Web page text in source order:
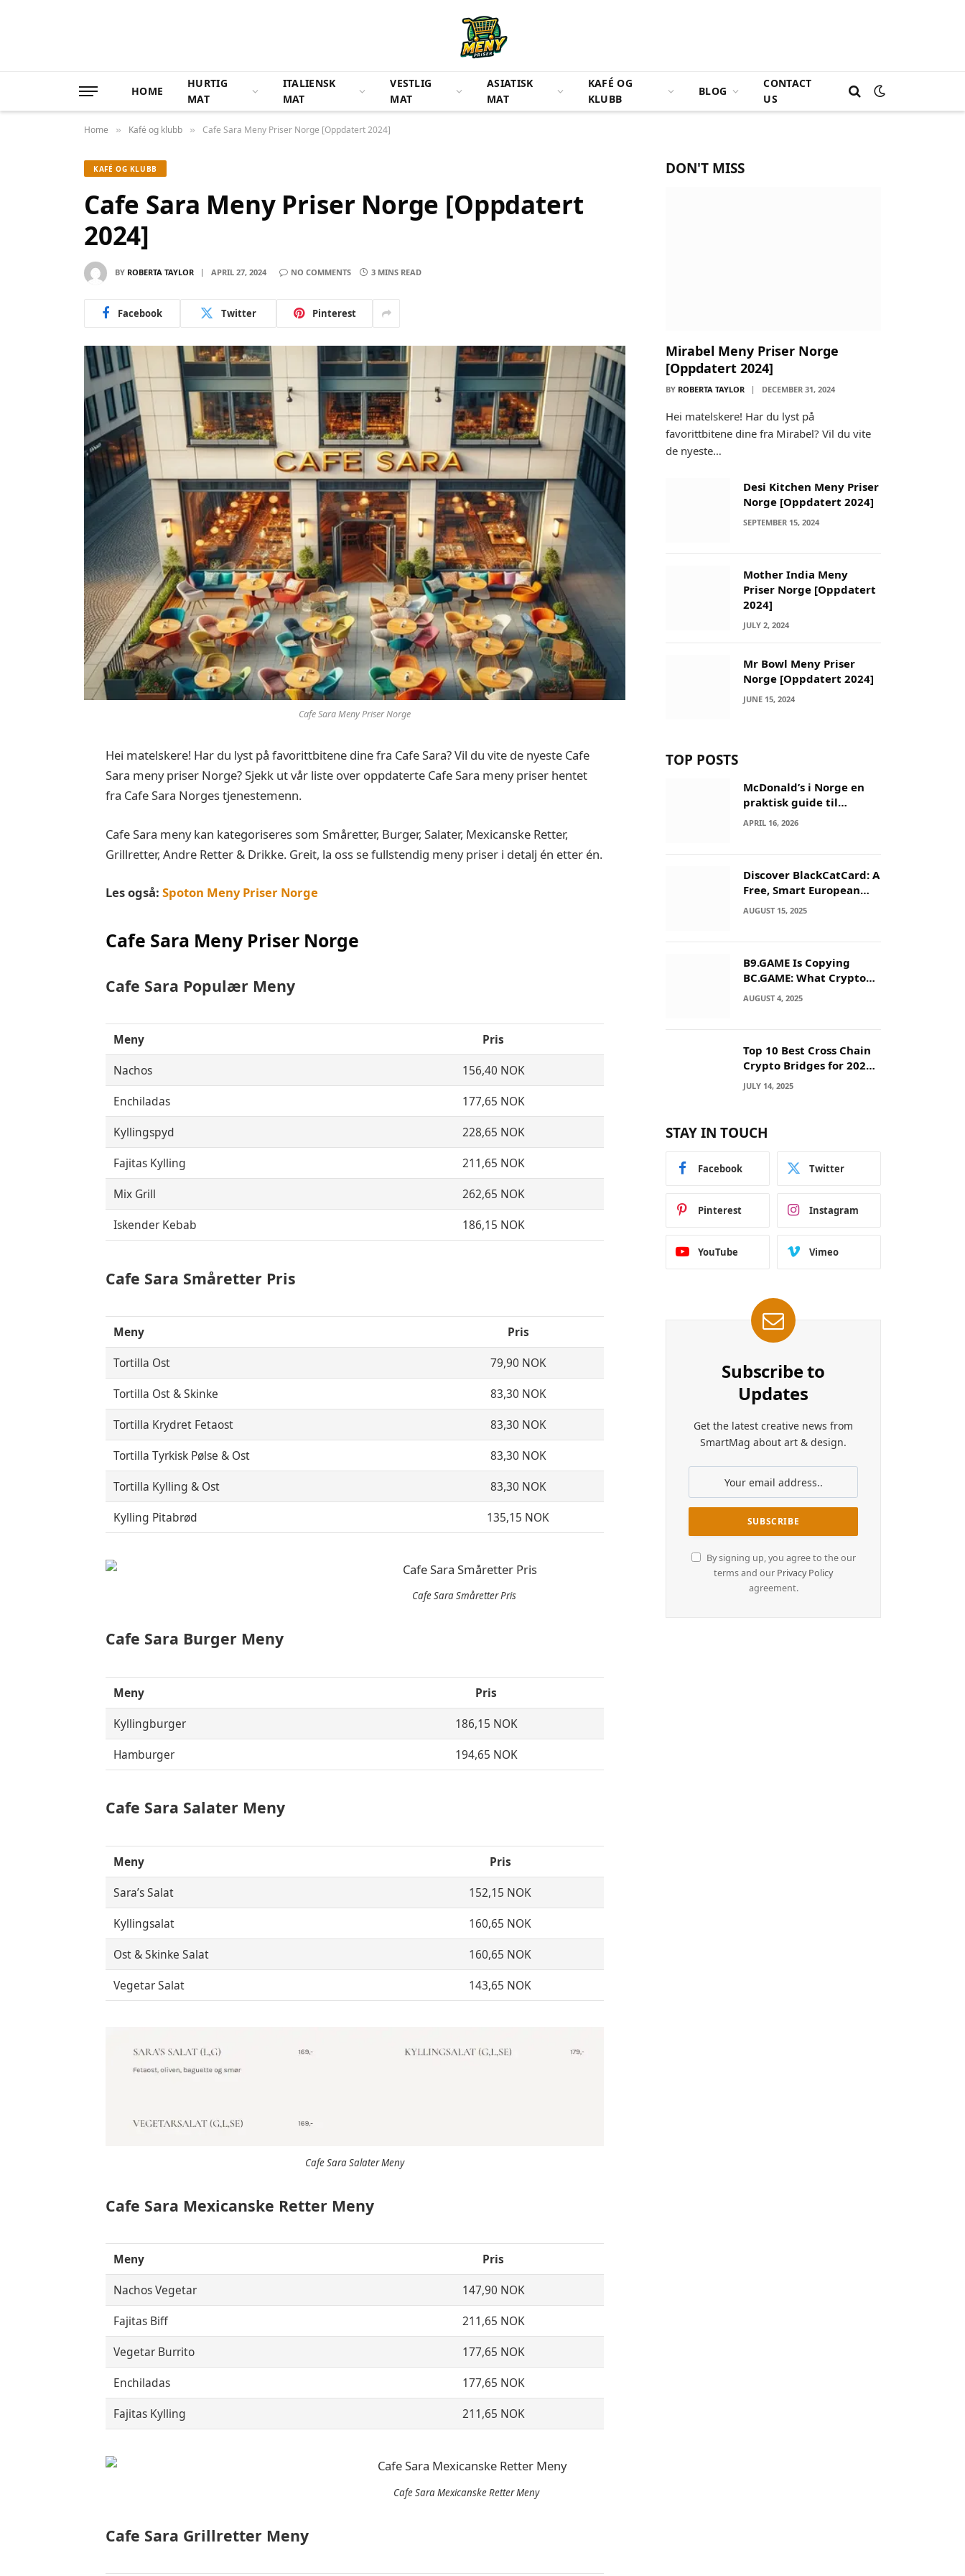
HOME
HURTIG
MAT
ITALIENSK
MAT
VESTLIG
MAT
ASIATISK
MAT
KAFÉ OG
KLUBB
BLOG
CONTACT
US
Home » Kafé og klubb » Cafe Sara Meny Priser Norge [Oppdatert 2024]
KAFÉ OG KLUBB
Cafe Sara Meny Priser Norge [Oppdatert
2024]
BY ROBERTA TAYLOR APRIL 27, 2024 NO COMMENTS 3 MINS READ
Facebook Twitter Pinterest
Cafe Sara Meny Priser Norge
Hei matelskere! Har du lyst på favorittbitene dine fra Cafe Sara? Vil du vite de nyeste Cafe
Sara meny priser Norge? Sjekk ut vår liste over oppdaterte Cafe Sara meny priser hentet
fra Cafe Sara Norges tjenestemenn.
Cafe Sara meny kan kategoriseres som Småretter, Burger, Salater, Mexicanske Retter,
Grillretter, Andre Retter & Drikke. Greit, la oss se fullstendig meny priser i detalj én etter én.
Les også: Spoton Meny Priser Norge
Cafe Sara Meny Priser Norge
Cafe Sara Populær Meny
Meny
Pris
Nachos
156,40 NOK
Enchiladas
177,65 NOK
Kyllingspyd
228,65 NOK
Fajitas Kylling
211,65 NOK
Mix Grill
262,65 NOK
Iskender Kebab
186,15 NOK
Cafe Sara Småretter Pris
Meny
Pris
Tortilla Ost
79,90 NOK
Tortilla Ost & Skinke
83,30 NOK
Tortilla Krydret Fetaost
83,30 NOK
Tortilla Tyrkisk Pølse & Ost
83,30 NOK
Tortilla Kylling & Ost
83,30 NOK
Kylling Pitabrød
135,15 NOK
Cafe Sara Småretter Pris
Cafe Sara Burger Meny
Meny
Pris
Kyllingburger
186,15 NOK
Hamburger
194,65 NOK
Cafe Sara Salater Meny
Meny
Pris
Sara’s Salat
152,15 NOK
Kyllingsalat
160,65 NOK
Ost & Skinke Salat
160,65 NOK
Vegetar Salat
143,65 NOK
Cafe Sara Salater Meny
Cafe Sara Mexicanske Retter Meny
Meny
Pris
Nachos Vegetar
147,90 NOK
Fajitas Biff
211,65 NOK
Vegetar Burrito
177,65 NOK
Enchiladas
177,65 NOK
Fajitas Kylling
211,65 NOK
Cafe Sara Mexicanske Retter Meny
Cafe Sara Grillretter Meny
DON'T MISS
Mirabel Meny Priser Norge
[Oppdatert 2024]
BY ROBERTA TAYLOR DECEMBER 31, 2024
Hei matelskere! Har du lyst på
favorittbitene dine fra Mirabel? Vil du vite
de nyeste…
Desi Kitchen Meny Priser
Norge [Oppdatert 2024]
SEPTEMBER 15, 2024
Mother India Meny
Priser Norge [Oppdatert
2024]
JULY 2, 2024
Mr Bowl Meny Priser
Norge [Oppdatert 2024]
JUNE 15, 2024
TOP POSTS
McDonald’s i Norge en
praktisk guide til
menyer og besøk
APRIL 16, 2026
Discover BlackCatCard: A
Free, Smart European
IBAN & Crypto Card
AUGUST 15, 2025
B9.GAME Is Copying
BC.GAME: What Crypto
Users Need to Know
AUGUST 4, 2025
Top 10 Best Cross Chain
Crypto Bridges for 2025:
Seamless
Interoperability Across
JULY 14, 2025
STAY IN TOUCH
Facebook Twitter
Pinterest Instagram
YouTube Vimeo
Subscribe to
Updates
Get the latest creative news from
SmartMag about art & design.
By signing up, you agree to the our
terms and our Privacy Policy
agreement.